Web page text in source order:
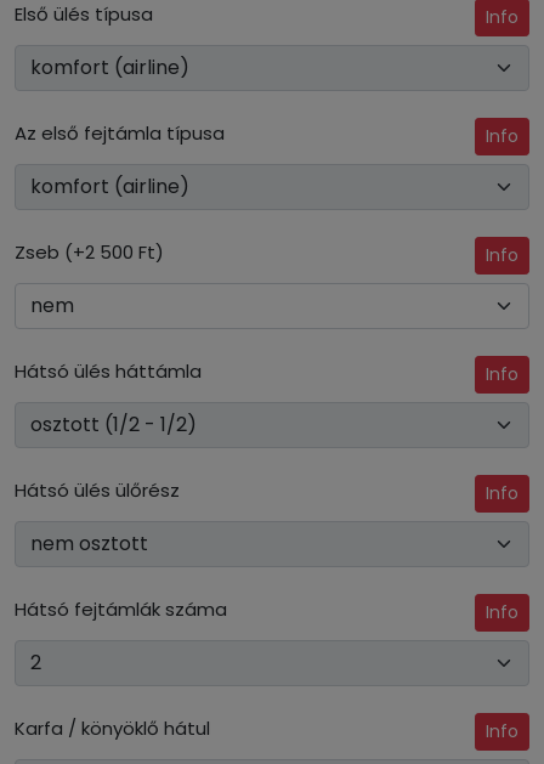
Első ülés típusa Info
Az első fejtámla típusa Info
Zseb (+2 500 Ft) Info
Hátsó ülés háttámla Info
Hátsó ülés ülőrész Info
Hátsó fejtámlák száma Info
Karfa / könyöklő hátul Info